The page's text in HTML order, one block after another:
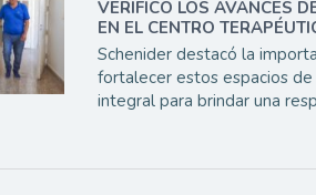
VERIFICÓ LOS AVANCES
EN EL CENTRO
Schenider destacó la
fortalecer estos espacios de
integral para brindar una